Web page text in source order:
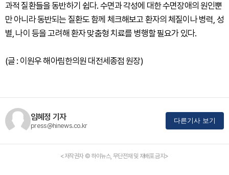
과적 질환들을 동반하기 쉽다. 수면과 각성에 대한 수면장애의 원인뿐
만 아니라 동반되는 질환도 함께 체크해보고 환자의 체질이나 병력, 성
별, 나이 등을 고려해 환자 맞춤형 치료를 병행할 필요가 있다.
(글 : 이원우 해아림한의원 대전세종점 원장)
임혜정 기자
press@hinews.co.kr
다른기사 보기
<저작권자 © 하이뉴스, 무단전재 및 재배포 금지>